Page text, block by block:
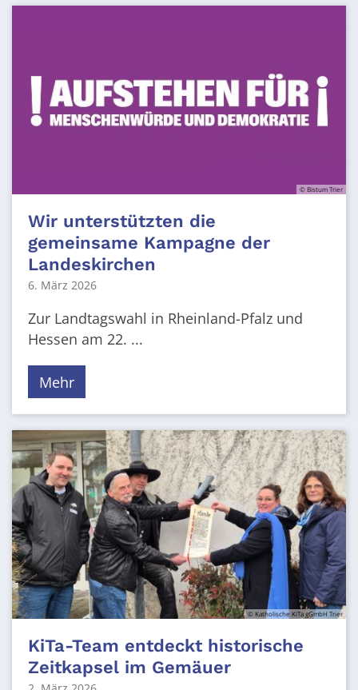
© Bistum Trier
Wir unterstützten die
gemeinsame Kampagne der
Landeskirchen
6. März 2026
Zur Landtagswahl in Rheinland-Pfalz und
Hessen am 22. ...
Mehr
© Katholische KiTa gGmbH Trier
KiTa-Team entdeckt historische
Zeitkapsel im Gemäuer